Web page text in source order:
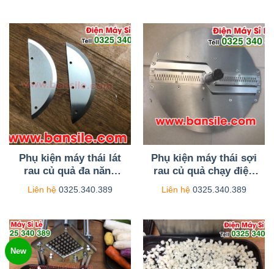
Phụ kiện máy thái lát
rau củ quả đa năng
chạy điện AL08
Liên hệ 0325.340.389
Phụ kiện máy thái sợi
rau củ quả chạy điện
AS08
Liên hệ 0325.340.389
New